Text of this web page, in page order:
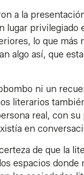
a la
lugar privilegiado
lo que
algo así, que
ni un
literarios
real, con
en
de que la
espacios